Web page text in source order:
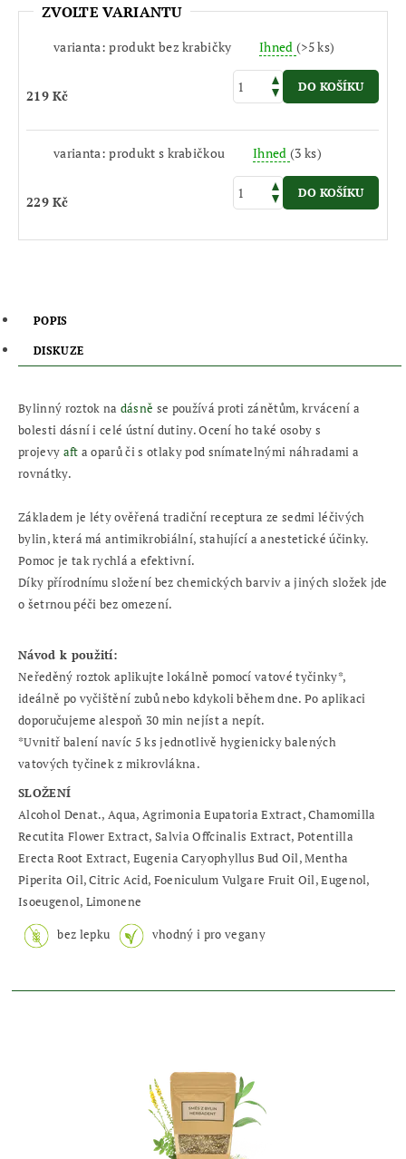
ZVOLTE VARIANTU
varianta: produkt bez krabičky Ihned(>5 ks)
219 Kč
varianta: produkt s krabičkou Ihned(3 ks)
229 Kč
POPIS
DISKUZE
Bylinný roztok na dásně se používá proti zánětům, krvácení a
bolesti dásní i celé ústní dutiny. Ocení ho také osoby s
projevy aft a oparů či s otlaky pod snímatelnými náhradami a
rovnátky.
Základem je léty ověřená tradiční receptura ze sedmi léčivých
bylin, která má antimikrobiální, stahující a anestetické účinky.
Pomoc je tak rychlá a efektivní.
Díky přírodnímu složení bez chemických barviv a jiných složek jde
o šetrnou péči bez omezení.
Návod k použití:
Neředěný roztok aplikujte lokálně pomocí vatové tyčinky*,
ideálně po vyčištění zubů nebo kdykoli během dne. Po aplikaci
doporučujeme alespoň 30 min nejíst a nepít.
*Uvnitř balení navíc 5 ks jednotlivě hygienicky balených
vatových tyčinek z mikrovlákna.
SLOŽENÍ
Alcohol Denat., Aqua, Agrimonia Eupatoria Extract, Chamomilla
Recutita Flower Extract, Salvia Offcinalis Extract, Potentilla
Erecta Root Extract, Eugenia Caryophyllus Bud Oil, Mentha
Piperita Oil, Citric Acid, Foeniculum Vulgare Fruit Oil, Eugenol,
Isoeugenol, Limonene
bez lepku vhodný i pro vegany